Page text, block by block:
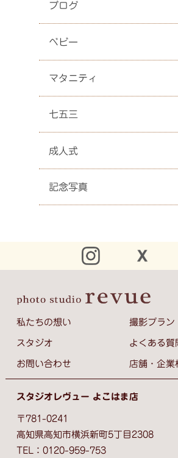
ブログ
ベビー
マタニティ
七五三
成人式
記念写真
私たちの想い 撮影プラン
スタジオ よくある質
お問い合わせ 店舗・企業
スタジオレヴュー よこはま店
〒781-0241
高知県高知市横浜新町5丁目2308
TEL：0120-959-753